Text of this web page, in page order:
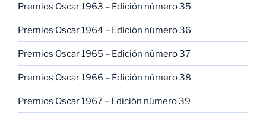
Premios Oscar 1963 – Edición número 35
Premios Oscar 1964 – Edición número 36
Premios Oscar 1965 – Edición número 37
Premios Oscar 1966 – Edición número 38
Premios Oscar 1967 – Edición número 39